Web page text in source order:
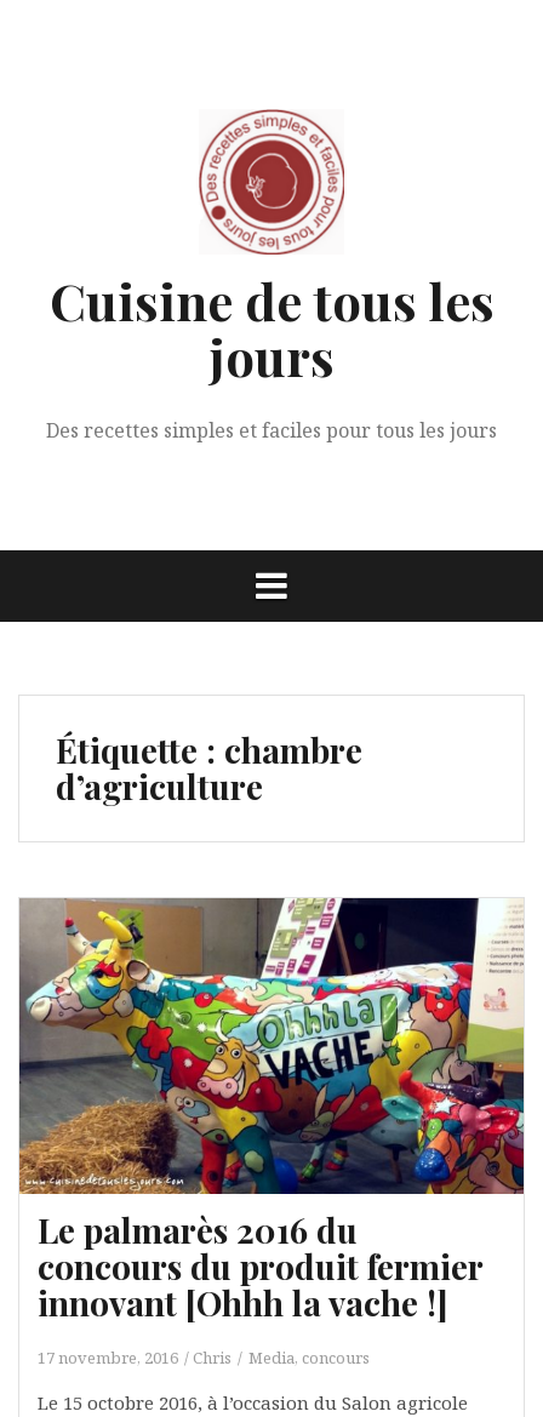
Cuisine de tous les
jours
Des recettes simples et faciles pour tous les jours
Étiquette : chambre
d’agriculture
Le palmarès 2016 du
concours du produit fermier
innovant [Ohhh la vache !]
17 novembre, 2016 Chris Media, concours
Le 15 octobre 2016, à l’occasion du Salon agricole